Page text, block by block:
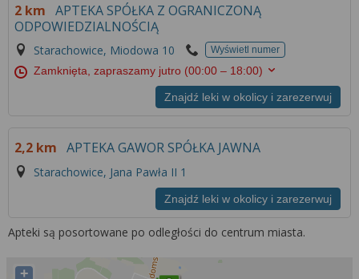
2 km APTEKA SPÓŁKA Z OGRANICZONĄ
ODPOWIEDZIALNOŚCIĄ
Starachowice, Miodowa 10 Wyświetl numer
Zamknięta, zapraszamy jutro (00:00 – 18:00)
Znajdź leki w okolicy i zarezerwuj
2,2 km APTEKA GAWOR SPÓŁKA JAWNA
Starachowice, Jana Pawła II 1
Znajdź leki w okolicy i zarezerwuj
Apteki są posortowane po odległości do centrum miasta.
+